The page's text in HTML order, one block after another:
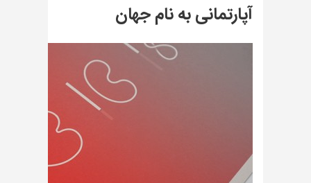
آپارتمانی به نام جهان